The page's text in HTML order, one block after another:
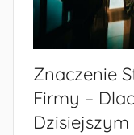
Znaczenie
Firmy –
Dzisiejszym